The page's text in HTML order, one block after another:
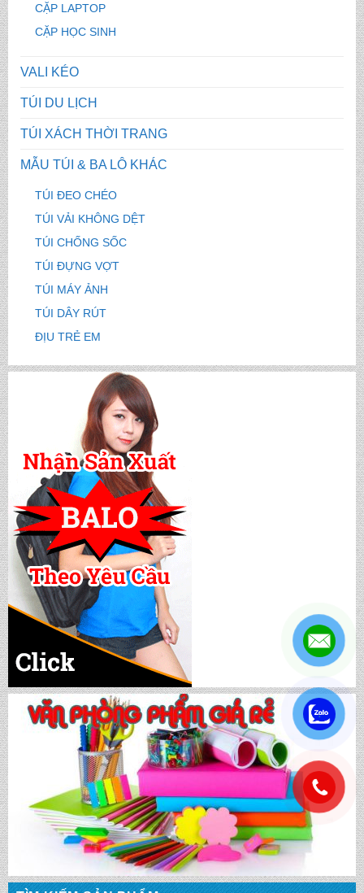
CẶP LAPTOP
CẶP HỌC SINH
VALI KÉO
TÚI DU LỊCH
TÚI XÁCH THỜI TRANG
MẪU TÚI & BA LÔ KHÁC
TÚI ĐEO CHÉO
TÚI VẢI KHÔNG DỆT
TÚI CHỐNG SỐC
TÚI ĐỰNG VỢT
TÚI MÁY ẢNH
TÚI DÂY RÚT
ĐỊU TRẺ EM
CẶP HỌC SINH MS: TN 5016
CẶP HỌC SINH MS: TN 5014
CẶP HỌC SINH MS: TN 5013
CẶP HỌC SINH MS: TN 5012
CẶP HỌC SINH MS: TN 5011
CẶP HỌC SINH MS: TN 5010
CẶP HỌC SINH MS: TN 5009
CẶP HỌC SINH MS: TN 5008
CẶP HỌC SINH MS: TN 5007
BALO HỌC SINH MS: TN 2058
.
.